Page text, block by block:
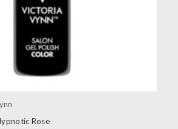
Rose